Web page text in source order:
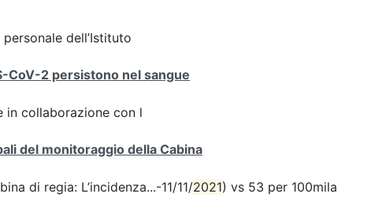
dell’Istituto
CoV-2 persistono nel sangue
in collaborazione con l
del monitoraggio della Cabina
di regia: L’incidenza...-11/11/2021) vs 53 per 100mila